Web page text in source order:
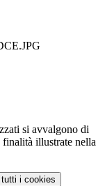
si avvalgono di
illustrate nella
i cookies